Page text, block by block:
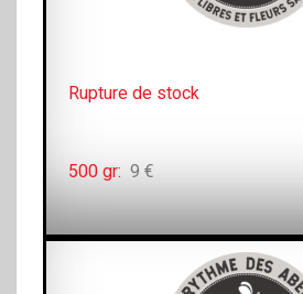
Rupture de stock
500 gr: 9 €